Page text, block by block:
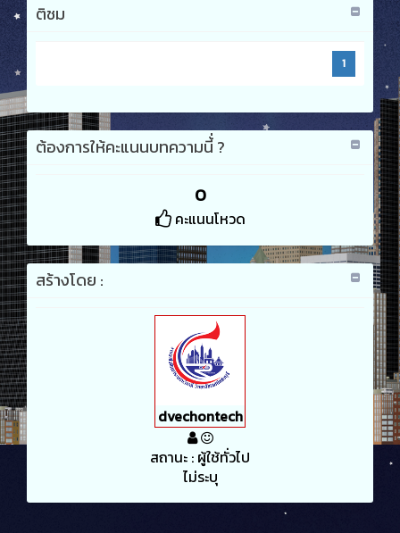
ติชม
1
ต้องการให้คะแนนบทความนี้่ ?
0
คะแนนโหวด
สร้างโดย :
dvechontech
สถานะ : ผู้ใช้ทั่วไป
ไม่ระบุ